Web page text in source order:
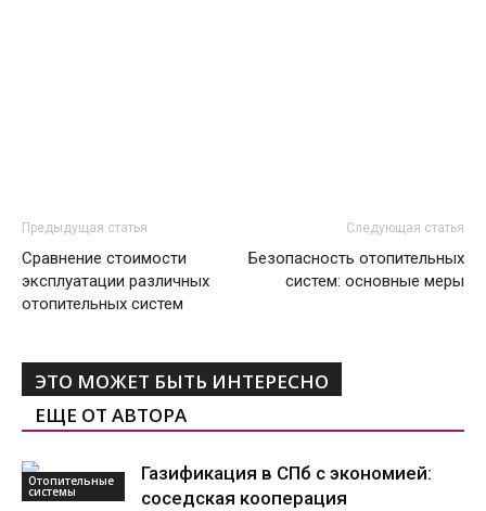
Предыдущая статья
Сравнение стоимости
эксплуатации различных
отопительных систем
Следующая статья
Безопасность отопительных
систем: основные меры
ЭТО МОЖЕТ БЫТЬ ИНТЕРЕСНО
ЕЩЕ ОТ АВТОРА
Отопительные
системы
Газификация в СПб с экономией:
соседская кооперация